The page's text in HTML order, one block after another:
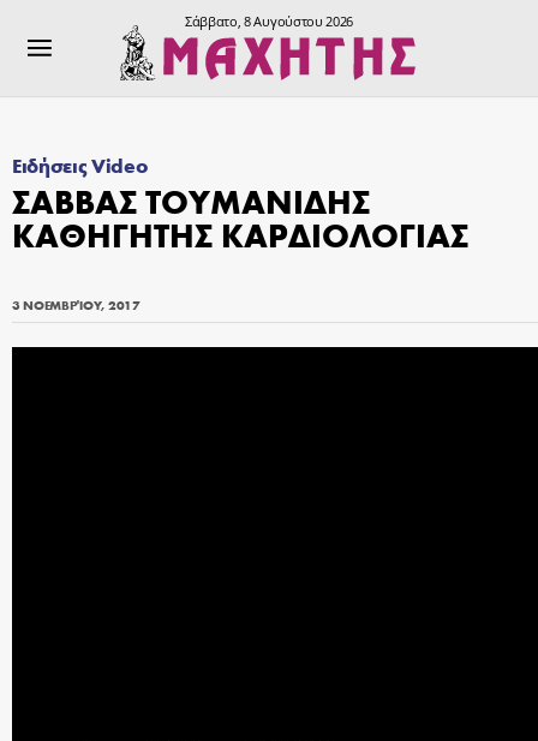
Σάββατο, 8 Αυγούστου 2026
Ειδήσεις Video
ΣΑΒΒΑΣ ΤΟΥΜΑΝΙΔΗΣ
ΚΑΘΗΓΗΤΗΣ ΚΑΡΔΙΟΛΟΓΙΑΣ
3 ΝΟΕΜΒΡΊΟΥ, 2017